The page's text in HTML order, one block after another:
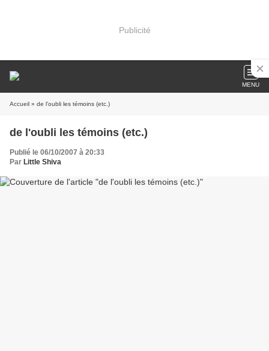
Publicité
MENU
Accueil » de l'oubli les témoins (etc.)
de l'oubli les témoins (etc.)
Publié le 06/10/2007 à 20:33
Par Little Shiva